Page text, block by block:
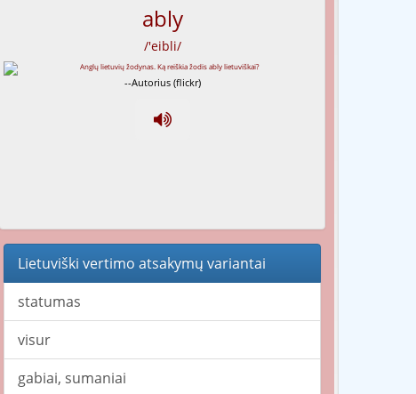
ably
/'eibli/
--Autorius (flickr)
Lietuviški vertimo atsakymų variantai
statumas
visur
gabiai, sumaniai